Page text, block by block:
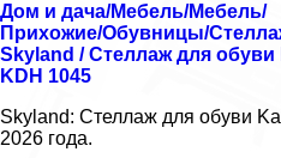
Дом и дача/Мебель/Мебель/
Прихожие/Обувницы/
Skyland / Стеллаж для обуви
KDH 1045
Skyland: Стеллаж для обуви
2026 года.